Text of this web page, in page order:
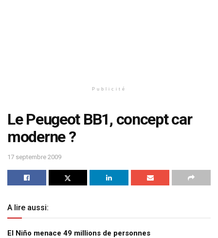
Publicité
Le Peugeot BB1, concept car
moderne ?
17 septembre 2009
A lire aussi:
El Niño menace 49 millions de personnes